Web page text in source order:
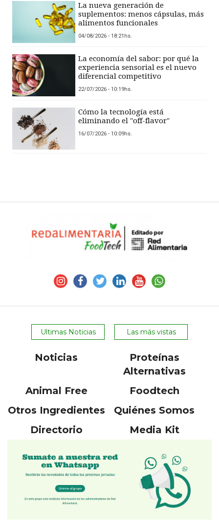
La nueva generación de
suplementos: menos cápsulas, más
alimentos funcionales
04/08/2026 - 18:21hs.
La economía del sabor: por qué la
experiencia sensorial es el nuevo
diferencial competitivo
22/07/2026 - 10:19hs.
Cómo la tecnología está
eliminando el "off-flavor"
16/07/2026 - 10:09hs.
Ultimas Noticias Las más vistas
Noticias
Proteínas
Alternativas
Animal Free
Foodtech
Otros Ingredientes
Quiénes Somos
Directorio
Media Kit